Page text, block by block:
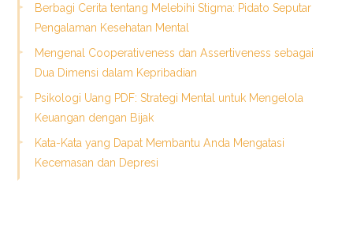
Berbagi Cerita tentang Melebihi Stigma: Pidato Seputar
Pengalaman Kesehatan Mental
Mengenal Cooperativeness dan Assertiveness sebagai
Dua Dimensi dalam Kepribadian
Psikologi Uang PDF: Strategi Mental untuk Mengelola
Keuangan dengan Bijak
Kata-Kata yang Dapat Membantu Anda Mengatasi
Kecemasan dan Depresi